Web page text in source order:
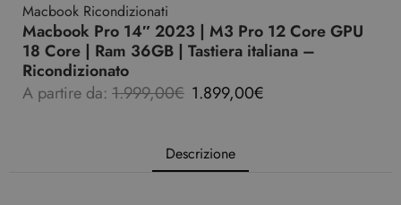
Macbook Ricondizionati
Macbook Pro 14″ 2023 | M3 Pro 12 Core GPU
18 Core | Ram 36GB | Tastiera italiana –
Ricondizionato
A partire da: 1.999,00€ 1.899,00€
Descrizione